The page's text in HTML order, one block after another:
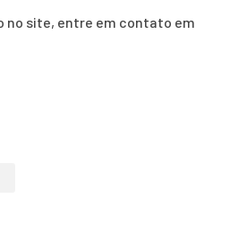
no site, entre em contato em